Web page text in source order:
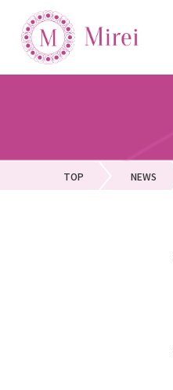
TOP NEWS